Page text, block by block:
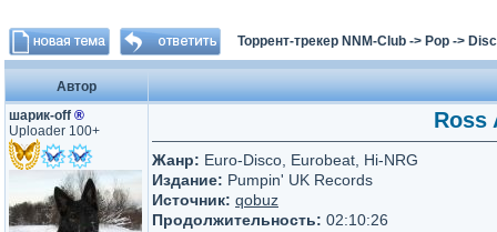
Торрент-трекер NNM-Club -> Pop ->
Автор
шарик-off ®
Uploader 100+
Ross
Жанр: Euro-Disco, Eurobeat, Hi-NRG
Издание: Pumpin' UK Records
Источник: qobuz
Продолжительность: 02:10:26